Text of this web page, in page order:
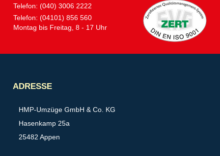
Telefon: (040) 3006 2222
Telefon: (04101) 856 560
Montag bis Freitag, 8 - 17 Uhr
ADRESSE
HMP-Umzüge GmbH & Co. KG
Hasenkamp 25a
25482 Appen